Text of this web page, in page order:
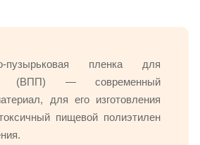
пузырьковая пленка для
(ВПП) — современный
для его изготовления
пищевой полиэтилен